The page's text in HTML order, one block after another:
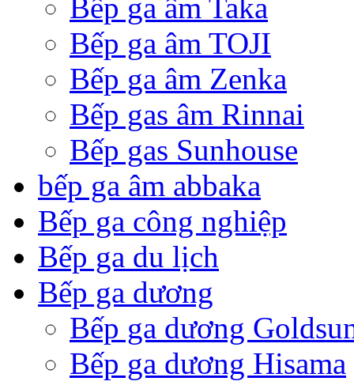
Bếp ga âm Taka
Bếp ga âm TOJI
Bếp ga âm Zenka
Bếp gas âm Rinnai
Bếp gas Sunhouse
bếp ga âm abbaka
Bếp ga công nghiệp
Bếp ga du lịch
Bếp ga dương
Bếp ga dương
Bếp ga dương Hisama